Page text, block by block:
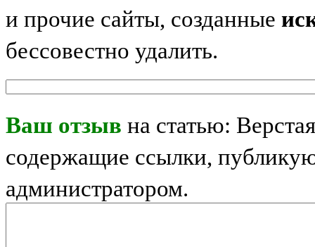
и прочие сайты, созданные
бессовестно удалить.
Ваш отзыв на статью:
содержащие ссылки,
администратором.